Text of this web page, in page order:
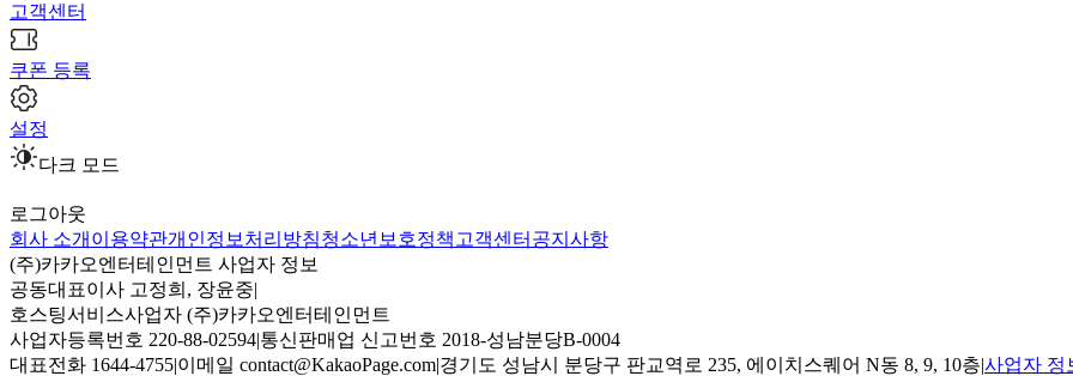
고객센터
쿠폰 등록
설정
다크 모드
로그아웃
회사 소개 이용약관개인정보처리방침청소년보호정책 고객센터 공지사항
(주)카카오엔터테인먼트 사업자 정보
공동대표이사 고정희, 장윤중|
호스팅서비스사업자 (주)카카오엔터테인먼트
사업자등록번호 220-88-02594|통신판매업 신고번호 2018-성남분당B-0004
대표전화 1644-4755|이메일 contact@KakaoPage.com|경기도 성남시 분당구 판교역로 235, 에이치스퀘어 N동 8, 9, 10층|사업자 정